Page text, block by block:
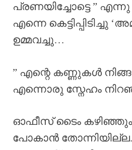
പ്രണയിച്ചോട്ടെ ”
എന്നെ കെട്ടിപ്പിടിച്ചു
ഉമ്മവച്ചു…
” എന്റെ കണ്ണുകൾ
എന്നൊരു സ്നേഹം
ഓഫീസ് ടൈം കഴിഞ്ഞും
പോകാൻ